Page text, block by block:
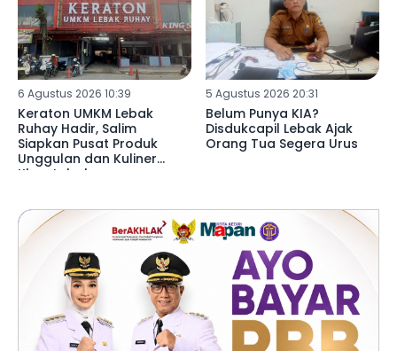
6 Agustus 2026 10:39
Keraton UMKM Lebak
Ruhay Hadir, Salim
Siapkan Pusat Produk
Unggulan dan Kuliner
Khas Lebak
5 Agustus 2026 20:31
Belum Punya KIA?
Disdukcapil Lebak Ajak
Orang Tua Segera Urus